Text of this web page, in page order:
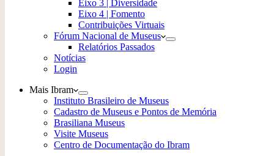
Eixo 3 | Diversidade
Eixo 4 | Fomento
Contribuições Virtuais
Fórum Nacional de Museus
Relatórios Passados
Notícias
Login
Mais Ibram
Instituto Brasileiro de Museus
Cadastro de Museus e Pontos de Memória
Brasiliana Museus
Visite Museus
Centro de Documentação do Ibram